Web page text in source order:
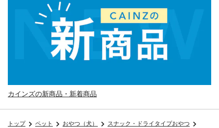
カインズの新商品・新着商品
トップ ペット おやつ（犬）
スナック・ドライタイプおやつ